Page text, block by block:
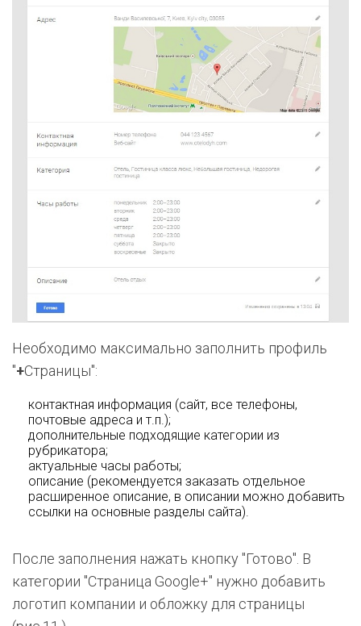
Необходимо максимально заполнить профиль
"+Страницы":
контактная информация (сайт, все телефоны,
почтовые адреса и т.п.);
дополнительные подходящие категории из
рубрикатора;
актуальные часы работы;
описание (рекомендуется заказать отдельное
расширенное описание, в описании можно добавить
ссылки на основные разделы сайта).
После заполнения нажать кнопку "Готово". В
категории "Страница Google+" нужно добавить
логотип компании и обложку для страницы